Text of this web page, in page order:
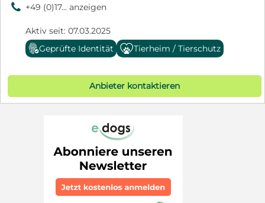
9 +49 (0)17... anzeigen
Aktiv seit: 07.03.2025
Geprüfte Identität
Tierheim / Tierschutz
Anbieter kontaktieren